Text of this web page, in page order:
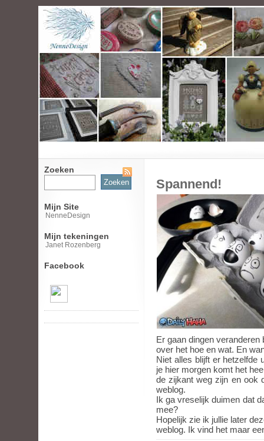
Zoeken
Zoeken
naar:
Mijn Site
NenneDesign
Mijn tekeningen
Janet Rozenberg
Facebook
Spannend!
Er gaan dingen
over het hoe en wat. En
Niet alles blijft er hetzelfde
je hier morgen komt het
de zijkant weg zijn en ook
weblog.
Ik ga vreselijk duimen dat
mee?
Hopelijk zie ik jullie later
weblog. Ik vind het maar